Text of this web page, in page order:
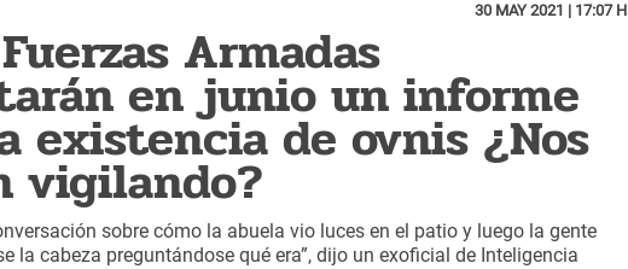
30 MAY 2021 | 17:07 H
Fuerzas Armadas
en junio un informe
existencia de ovnis ¿Nos
vigilando?
sobre cómo la abuela vio luces en el patio y luego la gente
la cabeza preguntándose qué era”, dijo un exoficial de Inteligencia